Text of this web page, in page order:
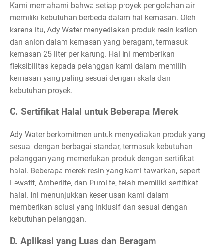
Kami memahami bahwa setiap proyek pengolahan air
memiliki kebutuhan berbeda dalam hal kemasan. Oleh
karena itu, Ady Water menyediakan produk resin kation
dan anion dalam kemasan yang beragam, termasuk
kemasan 25 liter per karung. Hal ini memberikan
fleksibilitas kepada pelanggan kami dalam memilih
kemasan yang paling sesuai dengan skala dan
kebutuhan proyek.
C. Sertifikat Halal untuk Beberapa Merek
Ady Water berkomitmen untuk menyediakan produk yang
sesuai dengan berbagai standar, termasuk kebutuhan
pelanggan yang memerlukan produk dengan sertifikat
halal. Beberapa merek resin yang kami tawarkan, seperti
Lewatit, Amberlite, dan Purolite, telah memiliki sertifikat
halal. Ini menunjukkan keseriusan kami dalam
memberikan solusi yang inklusif dan sesuai dengan
kebutuhan pelanggan.
D. Aplikasi yang Luas dan Beragam